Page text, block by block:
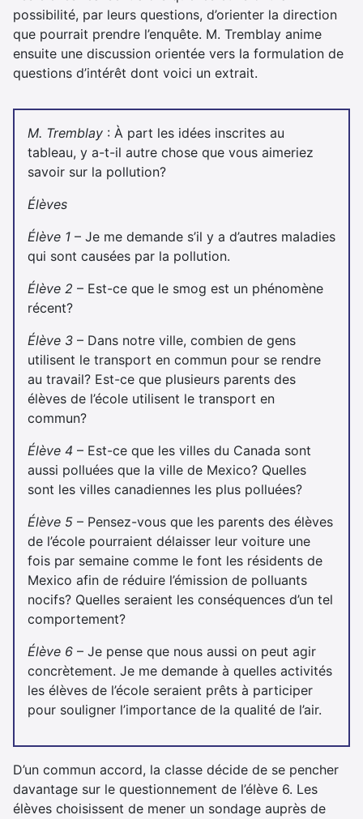
possibilité, par leurs questions, d’orienter la direction
que pourrait prendre l’enquête. M. Tremblay anime
ensuite une discussion orientée vers la formulation de
questions d’intérêt dont voici un extrait.
M. Tremblay : À part les idées inscrites au
tableau, y a-t-il autre chose que vous aimeriez
savoir sur la pollution?
Élèves
Élève 1 – Je me demande s’il y a d’autres maladies
qui sont causées par la pollution.
Élève 2 – Est-ce que le smog est un phénomène
récent?
Élève 3 – Dans notre ville, combien de gens
utilisent le transport en commun pour se rendre
au travail? Est-ce que plusieurs parents des
élèves de l’école utilisent le transport en
commun?
Élève 4 – Est-ce que les villes du Canada sont
aussi polluées que la ville de Mexico? Quelles
sont les villes canadiennes les plus polluées?
Élève 5 – Pensez-vous que les parents des élèves
de l’école pourraient délaisser leur voiture une
fois par semaine comme le font les résidents de
Mexico afin de réduire l’émission de polluants
nocifs? Quelles seraient les conséquences d’un tel
comportement?
Élève 6 – Je pense que nous aussi on peut agir
concrètement. Je me demande à quelles activités
les élèves de l’école seraient prêts à participer
pour souligner l’importance de la qualité de l’air.
D’un commun accord, la classe décide de se pencher
davantage sur le questionnement de l’élève 6. Les
élèves choisissent de mener un sondage auprès de